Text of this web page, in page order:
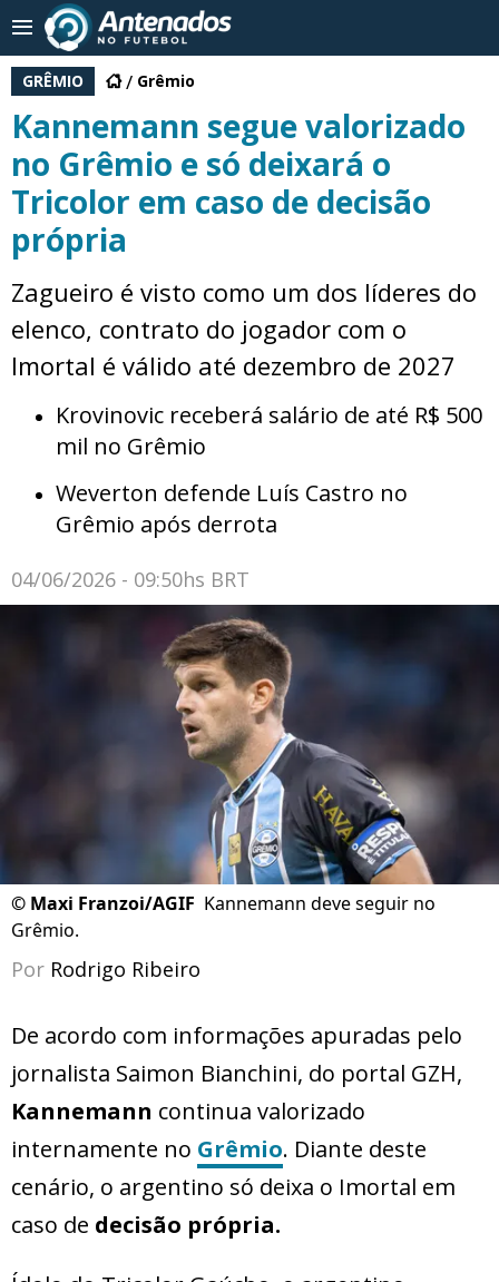
GRÊMIO Grêmio
Kannemann segue valorizado
no Grêmio e só deixará o
Tricolor em caso de decisão
própria
Zagueiro é visto como um dos líderes do
elenco, contrato do jogador com o
Imortal é válido até dezembro de 2027
Krovinovic receberá salário de até R$ 500
mil no Grêmio
Weverton defende Luís Castro no
Grêmio após derrota
04/06/2026 - 09:50hs BRT
© Maxi Franzoi/AGIF Kannemann deve seguir no
Grêmio.
Por Rodrigo Ribeiro
De acordo com informações apuradas pelo
jornalista Saimon Bianchini, do portal GZH,
Kannemann continua valorizado
internamente no Grêmio. Diante deste
cenário, o argentino só deixa o Imortal em
caso de decisão própria.